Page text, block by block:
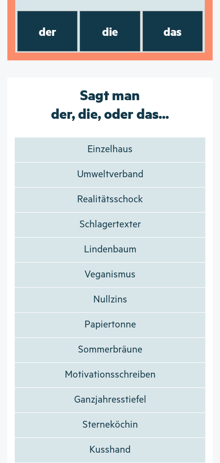
der die das
Sagt man
der, die, oder das...
Einzelhaus
Umweltverband
Realitätsschock
Schlagertexter
Lindenbaum
Veganismus
Nullzins
Papiertonne
Sommerbräune
Motivationsschreiben
Ganzjahresstiefel
Sterneköchin
Kusshand